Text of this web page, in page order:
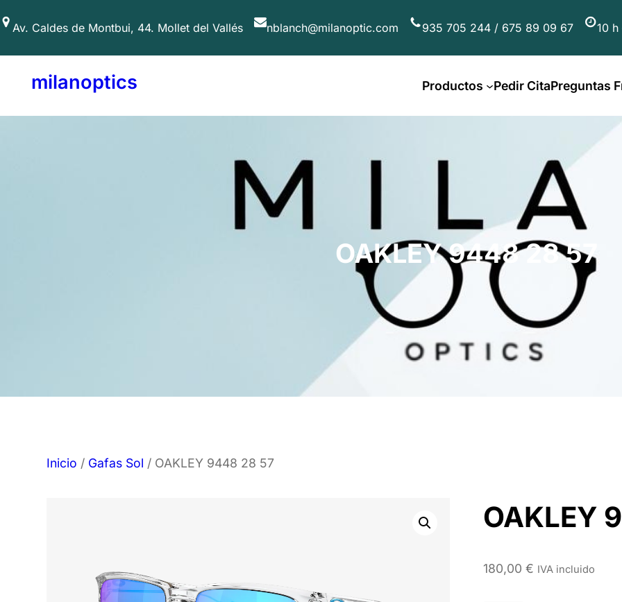
al Av. Caldes de Montbui, 44. Mollet del Vallés nblanch@milanoptic.com 935 705 244 / 675 89 09 67 10
milanoptics Productos Pedir CitaPreguntas
OAKLEY 9448 28 57
Inicio / Gafas Sol / OAKLEY 9448 28 57
OAKLEY
180,00€ IVA incluido